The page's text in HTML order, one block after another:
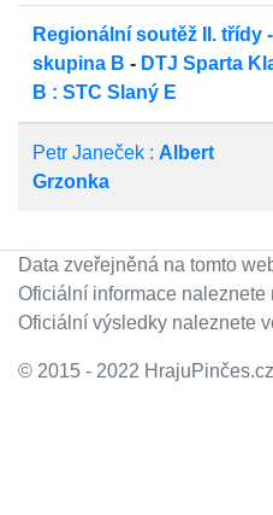
Regionální soutěž II. třídy -
skupina B - DTJ Sparta
B : STC Slaný E
Petr Janeček : Albert
Grzonka
Data zveřejněná na tomto
Oficiální informace naleznete
Oficiální výsledky naleznete
© 2015 - 2022 HrajuPinčes.cz